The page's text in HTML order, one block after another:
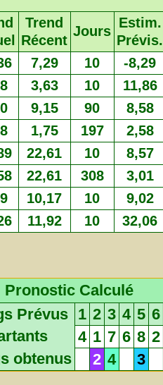
Trend
Récent
Jours
Estim.
Prévis.
7,29 10 -8,29
3,63 10 11,86
9,15 90 8,58
1,75 197 2,58
22,61 10 8,57
22,61 308 3,01
10,17 10 9,02
11,92 10 32,06
Pronostic Calculé
Prévus 1 2 3 4 5 6
4 1 7 6 8 2
obtenus
2 4 3